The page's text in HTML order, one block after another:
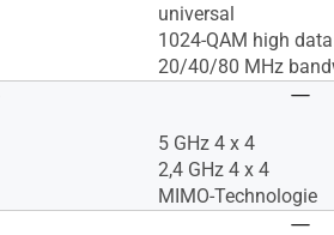
universal
1024-QAM high
20/40/80 MHz
5 GHz 4 x 4
2,4 GHz 4 x 4
MIMO-Technologie